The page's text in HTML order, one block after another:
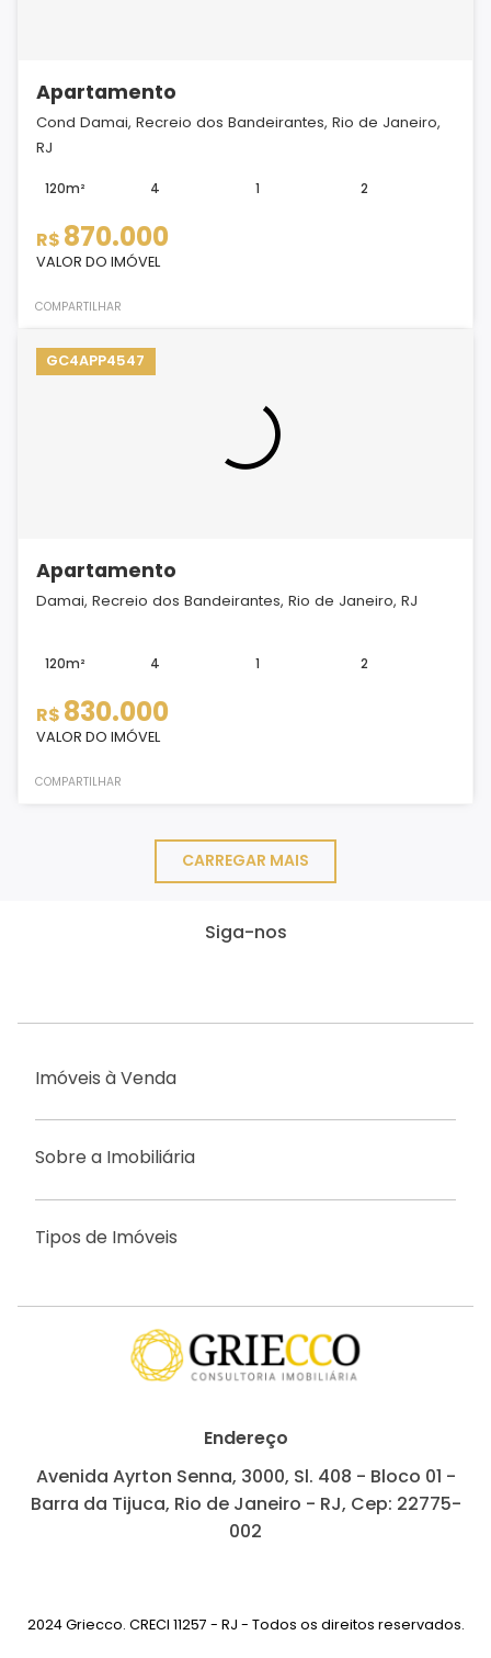
Apartamento
Cond Damai, Recreio dos Bandeirantes, Rio de Janeiro,
RJ
120m² 4 1 2
R$ 870.000
VALOR DO IMÓVEL
COMPARTILHAR
GC4APP4547
Apartamento
Damai, Recreio dos Bandeirantes, Rio de Janeiro, RJ
120m² 4 1 2
R$ 830.000
VALOR DO IMÓVEL
COMPARTILHAR
CARREGAR MAIS
Siga-nos
Imóveis à Venda
Sobre a Imobiliária
Tipos de Imóveis
Endereço
Avenida Ayrton Senna, 3000, Sl. 408 - Bloco 01 -
Barra da Tijuca, Rio de Janeiro - RJ, Cep: 22775-
002
2024 Griecco. CRECI 11257 - RJ - Todos os direitos reservados.